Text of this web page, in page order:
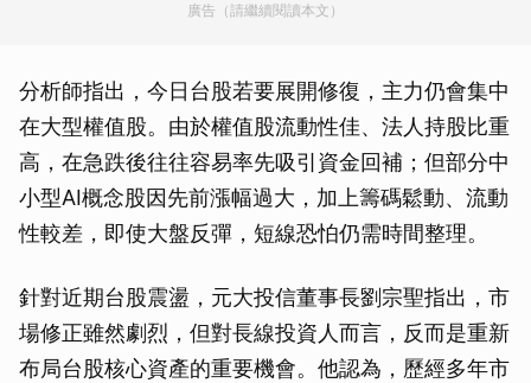
廣告（請繼續閱讀本文）
分析師指出，今日台股若要展開修復，主力仍會集中
在大型權值股。由於權值股流動性佳、法人持股比重
高，在急跌後往往容易率先吸引資金回補；但部分中
小型AI概念股因先前漲幅過大，加上籌碼鬆動、流動
性較差，即使大盤反彈，短線恐怕仍需時間整理。
針對近期台股震盪，元大投信董事長劉宗聖指出，市
場修正雖然劇烈，但對長線投資人而言，反而是重新
布局台股核心資產的重要機會。他認為，歷經多年市